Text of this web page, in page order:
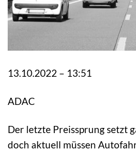
13.10.2022 – 13:51
ADAC
Der letzte Preissprung setzt
doch aktuell müssen